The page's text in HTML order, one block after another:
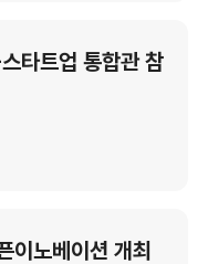
타트업 통합관 참
이노베이션 개최